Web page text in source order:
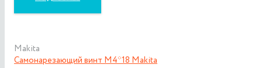
Makita
Самонарезающий винт М4*18 Makita